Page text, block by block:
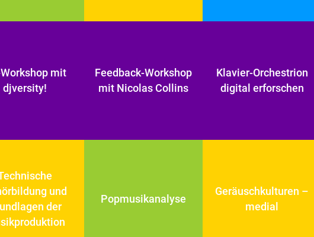
mit
djversity!
Feedback-Workshop
mit Nicolas Collins
Klavier-Orchestrion
digital erforschen
und
der
Popmusikanalyse
Geräuschkulturen –
medial